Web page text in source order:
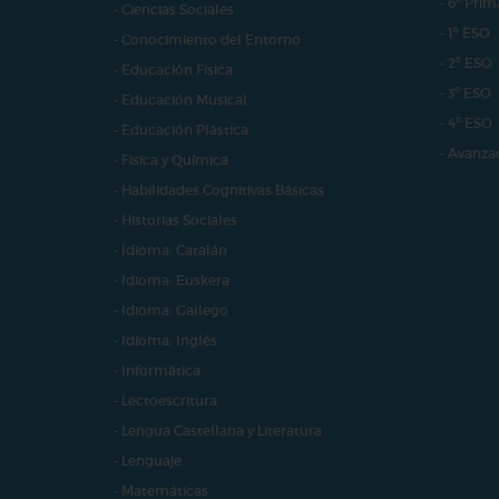
- Ciencias Sociales
- Conocimiento del Entorno
- Educación Física
- Educación Musical
- Educación Plástica
- Física y Química
- Habilidades Cognitivas Básicas
- Historias Sociales
- Idioma: Catalán
- Idioma: Euskera
- Idioma: Gallego
- Idioma: Inglés
- Informática
- Lectoescritura
- Lengua Castellana y Literatura
- Lenguaje
- Matemáticas
- 1º ESO
- 2º ESO
- 3º ESO
- 4º ESO
-